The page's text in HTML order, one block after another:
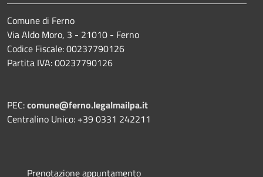
Comune di Ferno
Via Aldo Moro, 3 - 21010 - Ferno
Codice Fiscale: 00237790126
Partita IVA: 00237790126
PEC:comune@ferno.legalmailpa.it
Centralino Unico: +39 0331 242211
Prenotazione appuntamento